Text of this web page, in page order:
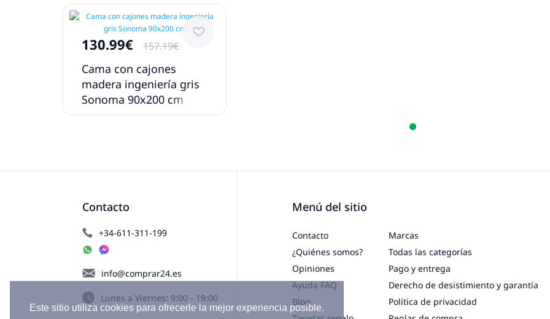
Este sitio utiliza cookies para ofrecerle la mejor experiencia posible.
130.99€ 157.19€
Cama con cajones
madera ingeniería gris
Sonoma 90x200 cm
Contacto
+34-611-311-199
info@comprar24.es
Lunes a Viernes: 9:00 - 19:00
Menú del sitio
Contacto
¿Quiénes somos?
Opiniones
Ayuda FAQ
Blog
Marcas
Todas las categorías
Pago y entrega
Derecho de desistimiento y garantía
Política de privacidad